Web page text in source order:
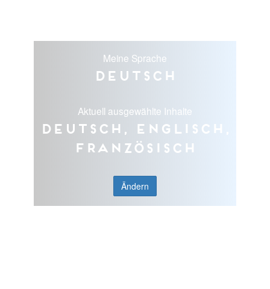
Meine Sprache
Deutsch
Aktuell ausgewählte Inhalte
Deutsch, Englisch,
Französisch
Ändern